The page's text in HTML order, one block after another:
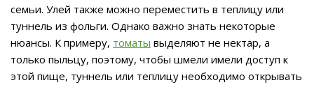
семьи. Улей также можно переместить в теплицу или
туннель из фольги. Однако важно знать некоторые
нюансы. К примеру, томаты выделяют не нектар, а
только пыльцу, поэтому, чтобы шмели имели доступ к
этой пище, туннель или теплицу необходимо открывать